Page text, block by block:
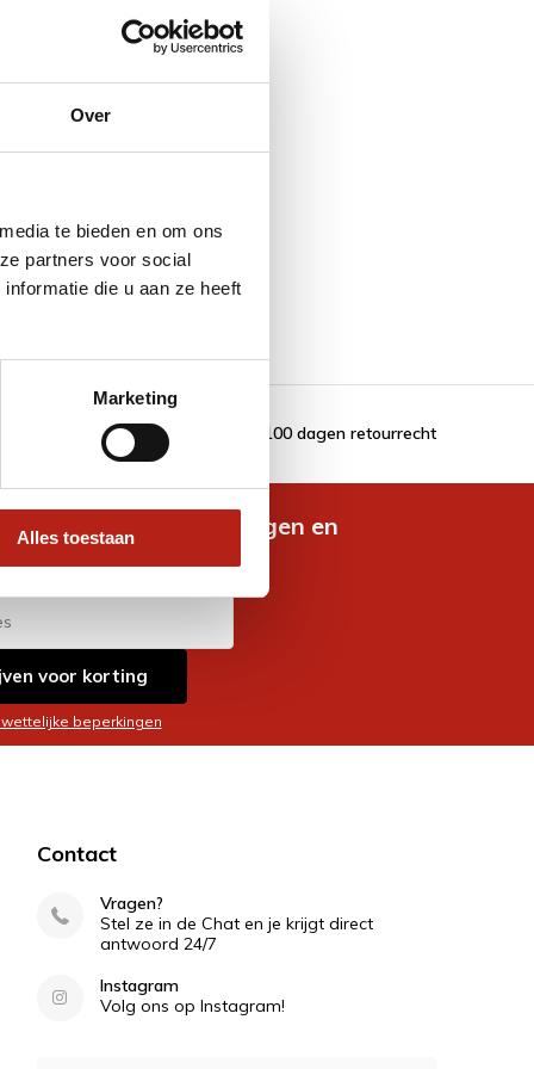
Over
te bieden en om ons
partners voor social
die u aan ze heeft
Marketing
Alles toestaan
100 dagen retourrecht
nieuwste aanbiedingen en
voor korting
beperkingen
Contact
Vragen?
Stel ze in de Chat en je krijgt direct
antwoord 24/7
Instagram
Volg ons op Instagram!